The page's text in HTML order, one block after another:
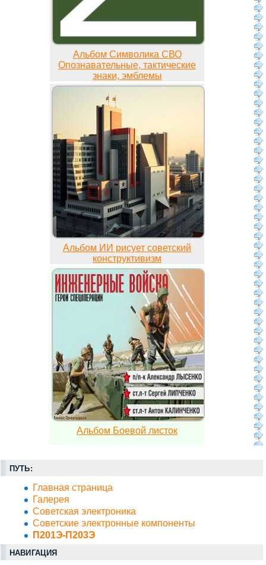
Альбом Символика СВО
Опознавательные, тактические
знаки, эмблемы
Альбом ИИ рисует советский
конструктивизм
Альбом Боевой листок
ПУТЬ:
Главная страница
Галерея
Советская электроника
Советские электронные компоненты
П201Э-П203Э
НАВИГАЦИЯ